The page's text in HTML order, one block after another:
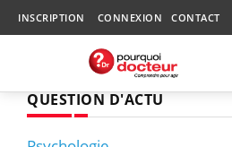
INSCRIPTION CONNEXION CONTACT
QUESTION D'ACTU